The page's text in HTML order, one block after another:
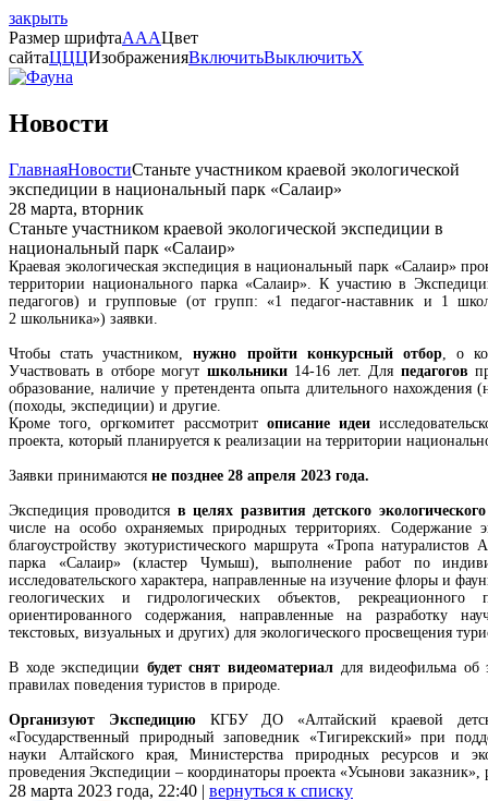
закрыть
Размер шрифтаAAAЦвет
сайтаЦЦЦИзображенияВключитьВыключитьX
Новости
ГлавнаяНовостиСтаньте участником краевой экологической
экспедиции в национальный парк «Салаир»
28 марта, вторник
Станьте участником краевой экологической экспедиции в
национальный парк «Салаир»
Краевая экологическая экспедиция в национальный парк «Салаир»
территории национального парка «Салаир». К участию в
педагогов) и групповые (от групп: «1 педагог-наставник и 1
2 школьника») заявки.
Чтобы стать участником,нужно пройти конкурсный отбор, о
Участвовать в отборе могут школьники14-16 лет. Для педагогов
образование, наличие у претендента опыта длительного
(походы, экспедиции) и другие.
Кроме того, оргкомитет рассмотрит описание идеи
проекта, который планируется к реализации на территории
Заявки принимаются не позднее 28 апреля 2023 года.
Экспедиция проводится в целях развития детского
числе на особо охраняемых природных территориях. Содержание
благоустройству экотуристического маршрута «Тропа
парка «Салаир» (кластер Чумыш), выполнение работ по
исследовательского характера, направленные на изучение флоры и
геологических и гидрологических объектов, рекреационного
ориентированного содержания, направленные на разработку
текстовых, визуальных и других) для экологического просвещения
В ходе экспедиции будет снят видеоматериалдля видеофильма об
правилах поведения туристов в природе.
Организуют Экспедицию КГБУ ДО «Алтайский краевой
«Государственный природный заповедник «Тигирекский» при
науки Алтайского края, Министерства природных ресурсов и
проведения Экспедиции – координаторы проекта «Усынови заказник»,
28 марта 2023 года, 22:40 | вернуться к списку